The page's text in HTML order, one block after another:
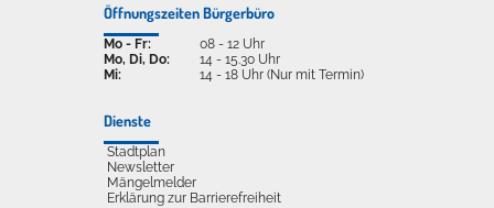
Öffnungszeiten Bürgerbüro
Mo - Fr:
Mo, Di, Do:
Mi:
08 - 12 Uhr
14 - 15.30 Uhr
14 - 18 Uhr (Nur mit Termin)
Dienste
Stadtplan
Newsletter
Mängelmelder
Erklärung zur Barrierefreiheit